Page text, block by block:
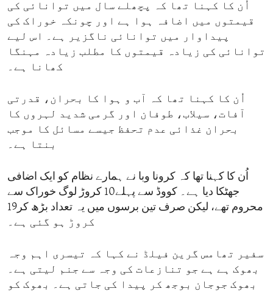
اُن کا کہنا تھا کہ پچھلے سال میں توانائی کی
قیمتوں میں اضافہ ہوا ہے اور چونکہ خوراک کی
پیداوار میں توانائی ناگزیر ہے۔ اس لیے
توانائی کی زیادہ قیمتوں کا مطلب زیادہ مہنگا
کھانا ہے۔
اُن کا کہنا تھا کہ آب و ہوا کا بحران، قدرتی
آفات، سیلاب، طوفان اور گرمی شدید لہروں کا
بحران غذائی عدم تحفظ جیسے مسائل کا موجب
بنتا ہے۔
اُن کا کہنا تھا کہ کرونا وبا نے ہمارے نظام کو ایک اضافی
جھٹکا دیا ہے۔ کووڈ سے پہلے10 کروڑ لوگ خوراک سے
محروم تھے، لیکن صرف تین برسوں میں یہ تعداد بڑھ کر19
کروڑ ہو گئی ہے۔
سفیر تھامس گرین فیلڈ نے کہا کہ تیسری اہم وجہ
بھوک ہے ہے جو تنازعات کی وجہ سے جنم لیتی ہے۔
بھوک جوجان بوجھ کر پیدا کی جاتی ہے۔ بھوک کو